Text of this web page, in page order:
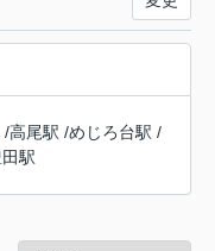
/高尾駅 /めじろ台駅 /
駅